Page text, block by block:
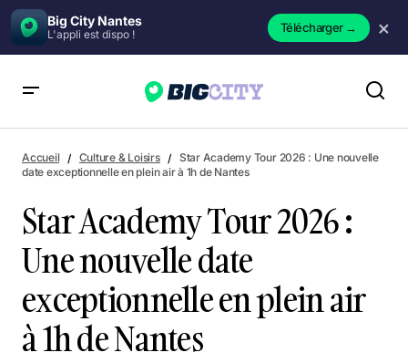
Big City Nantes
L'appli est dispo ! Télécharger→ ×
en plein air à 1h de Nantes
Accueil Culture & Loisirs
Star Academy Tour 2026 : Une nouvelle
date exceptionnelle en plein air à 1h de Nantes
Star Academy Tour 2026 :
Une nouvelle date
exceptionnelle en plein air
à 1h de Nantes